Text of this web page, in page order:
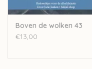
Boven de wolken 43
€13,00